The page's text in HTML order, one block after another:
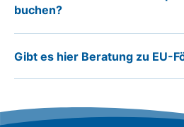
buchen?
Gibt es hier Beratung zu EU-